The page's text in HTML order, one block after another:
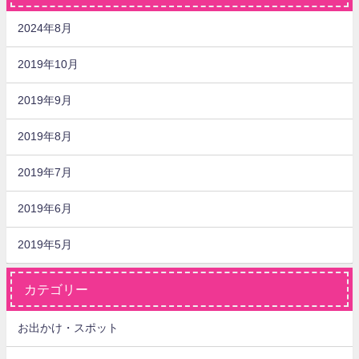
2024年8月
2019年10月
2019年9月
2019年8月
2019年7月
2019年6月
2019年5月
カテゴリー
お出かけ・スポット